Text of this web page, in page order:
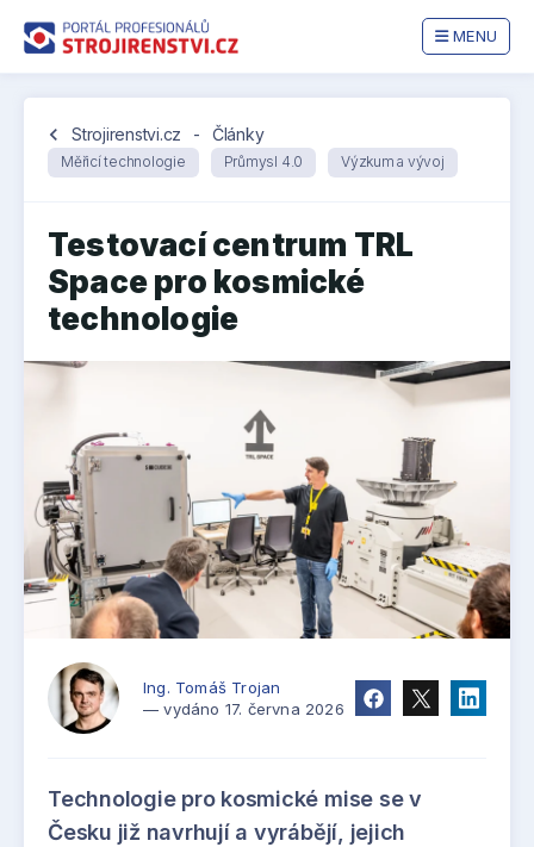
MENU
chevron_left Strojirenstvi.cz - Články
Měřicí technologie Průmysl 4.0 Výzkum a vývoj
Testovací centrum TRL
Space pro kosmické
technologie
Ing. Tomáš Trojan
— vydáno 17. června 2026
Technologie pro kosmické mise se v
Česku již navrhují a vyrábějí, jejich